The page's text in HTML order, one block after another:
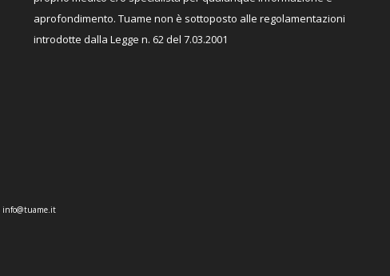
aprofondimento. Tuame non è sottoposto alle regolamentazioni
introdotte dalla Legge n. 62 del 7.03.2001
info@tuame.it